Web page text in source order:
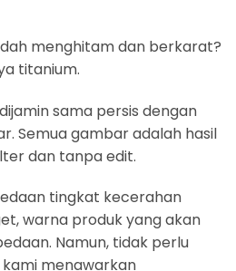
menghitam dan berkarat?
titanium.
sama persis dengan
Semua gambar adalah hasil
dan tanpa edit.
tingkat kecerahan
warna produk yang akan
Namun, tidak perlu
menawarkan